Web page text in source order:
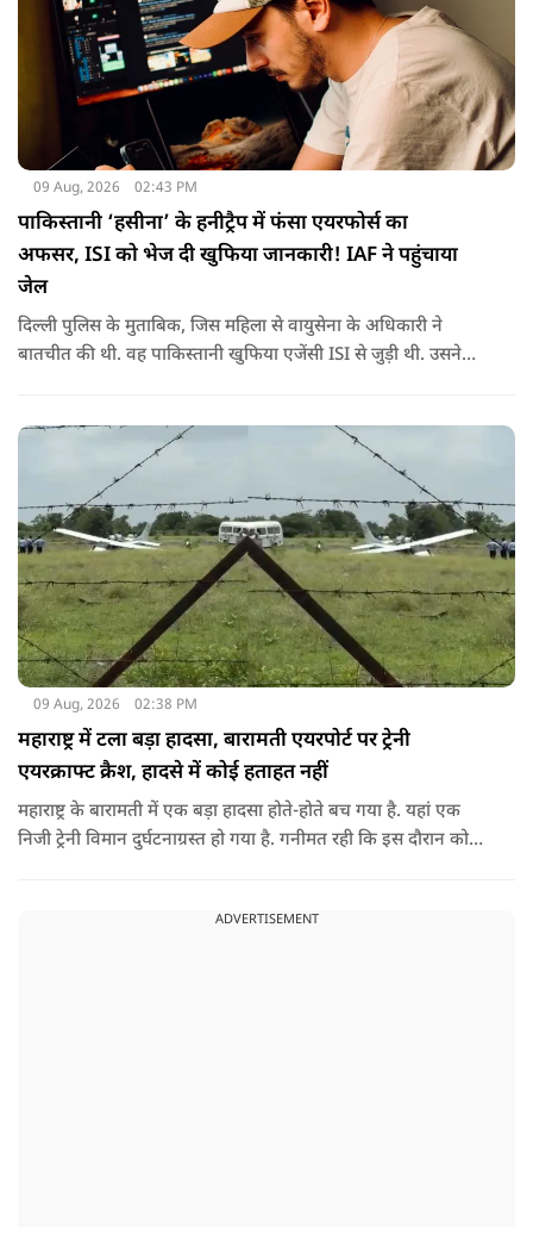
09 Aug, 2026 02:43 PM
पाकिस्तानी ‘हसीना’ के हनीट्रैप में फंसा एयरफोर्स का
अफसर, ISI को भेज दी खुफिया जानकारी! IAF ने पहुंचाया
जेल
दिल्ली पुलिस के मुताबिक, जिस महिला से वायुसेना के अधिकारी ने
बातचीत की थी. वह पाकिस्तानी खुफिया एजेंसी ISI से जुड़ी थी. उसने
09 Aug, 2026 02:38 PM
महाराष्ट्र में टला बड़ा हादसा, बारामती एयरपोर्ट पर ट्रेनी
एयरक्राफ्ट क्रैश, हादसे में कोई हताहत नहीं
महाराष्ट्र के बारामती में एक बड़ा हादसा होते-होते बच गया है. यहां एक
निजी ट्रेनी विमान दुर्घटनाग्रस्त हो गया है. गनीमत रही कि इस दौरान कोई
ADVERTISEMENT